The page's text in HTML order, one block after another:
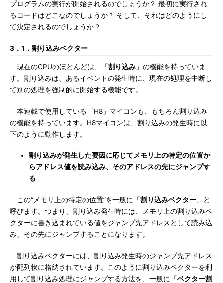
プログラムの実行が開始されるのでしょうか？ 最初に実行され
るコードはどこなのでしょうか？ そして、それはどのようにし
て決定されるのでしょうか？
3．1．割り込みベクター
現在のCPUのほとんどは、「割り込み 」の機能を持っていま
す。割り込みは、あるイベントの発生時に、現在の処理を中断し
て別の処理を強制的に開始する機能です。
本連載で使用している「H8」マイコンも、もちろん割り込み
の機能を持っています。H8マイコンは、割り込みの発生時に以
下のように動作します。
割り込みが発生した要因に応じてメモリ上の特定の位置か
らアドレス値を読み込み、そのアドレスの先にジャンプす
る
この“メモリ上の特定の位置”を一般に「割り込みベクター 」と
呼びます。つまり、割り込み発生時には、メモリ上の割り込みベ
クターに書き込まれている値をジャンプ先アドレスとして読み込
み、その先にジャンプすることになります。
割り込みベクターには、割り込み発生時のジャンプ先アドレス
が配列状に格納されています。このように割り込みベクターを利
用して割り込み処理にジャンプする方法を、一般に「ベクター割